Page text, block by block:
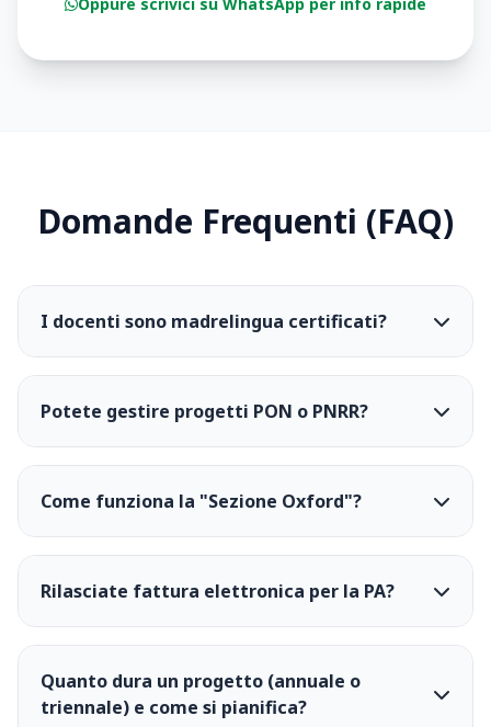
Oppure scrivici su WhatsApp per info rapide
Domande Frequenti (FAQ)
I docenti sono madrelingua certificati?
Potete gestire progetti PON o PNRR?
Come funziona la "Sezione Oxford"?
Rilasciate fattura elettronica per la PA?
Quanto dura un progetto (annuale o
triennale) e come si pianifica?